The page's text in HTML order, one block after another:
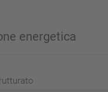
energetica